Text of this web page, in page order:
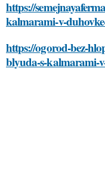
https://
kalmarami-v-
https://ogorod-bez-
blyuda-s-kalmarami-